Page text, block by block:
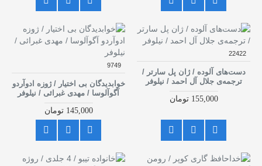
22422
دست‌های آلوده / ژان پل سارتر /
ترجمه‌ی جلال آل احمد / نیلوفر
155,000 تومان
9749
خوابدیدگان بی اختیار / ژوزه ادوآردو
آگوآلوسا / مهدی غبرائی / نیلوفر
145,000 تومان